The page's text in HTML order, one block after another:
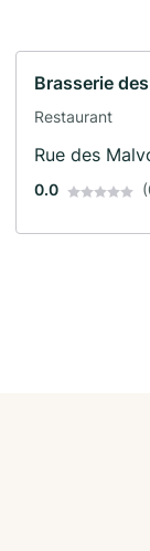
Brasserie
Restaurant
Rue des
0.0